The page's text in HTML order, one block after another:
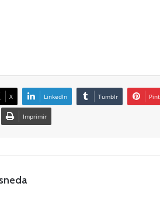
X LinkedIn Tumblr
Imprimir